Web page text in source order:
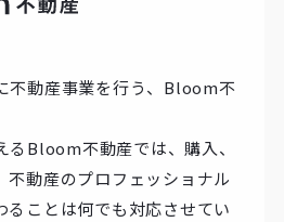
不動産事業を行う、Bloom不
るBloom不動産では、購入、
不動産のプロフェッショナル
ることは何でも対応させてい